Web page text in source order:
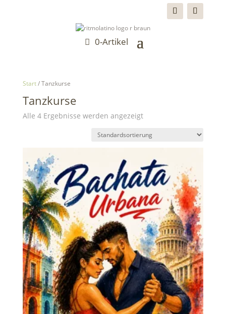
0-Artikel
Start/ Tanzkurse
Tanzkurse
Alle 4 Ergebnisse werden angezeigt